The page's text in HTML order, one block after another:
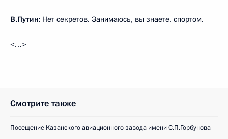
В.Путин: Нет секретов. Занимаюсь, вы знаете, спортом.
<…>
Смотрите также
Посещение Казанского авиационного завода имени С.П.Горбунова